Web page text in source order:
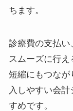
ちます。
診療費の支払い
スムーズに行
短縮にもつな
入しやすい会
すめです。